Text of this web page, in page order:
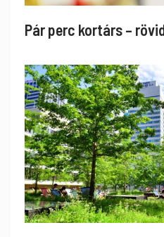
Pár perc kortárs –